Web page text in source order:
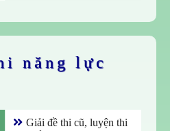
năng lực
Giải đề thi cũ, luyện thi